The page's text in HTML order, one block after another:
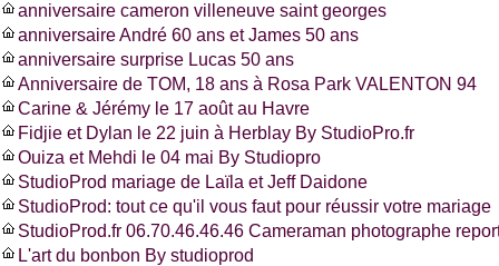
anniversaire cameron villeneuve saint georges
anniversaire André 60 ans et James 50 ans
anniversaire surprise Lucas 50 ans
Anniversaire de TOM, 18 ans à Rosa Park VALENTON 94
Carine & Jérémy le 17 août au Havre
Fidjie et Dylan le 22 juin à Herblay By StudioPro.fr
Ouiza et Mehdi le 04 mai By Studiopro
StudioProd mariage de Laïla et Jeff Daidone
StudioProd: tout ce qu'il vous faut pour réussir votre mariage
StudioProd.fr 06.70.46.46.46 Cameraman photographe
L'art du bonbon By studioprod